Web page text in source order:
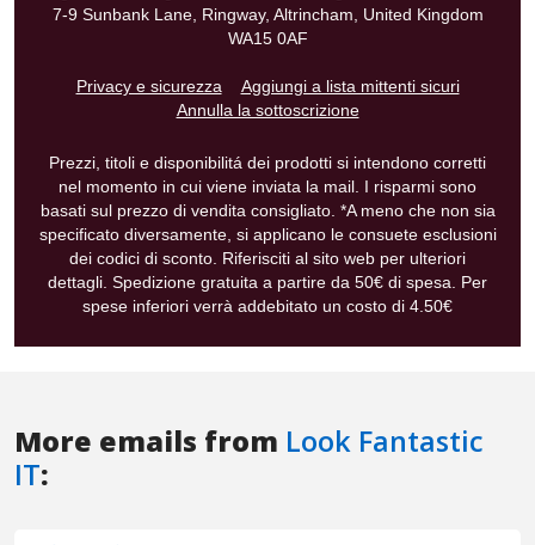
More emails from Look Fantastic
IT: